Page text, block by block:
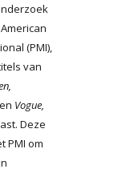
(PMI),
van
Vogue,
Deze
PMI om